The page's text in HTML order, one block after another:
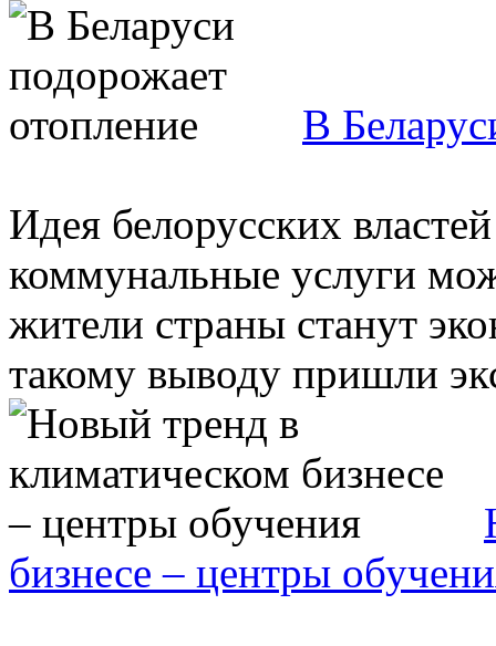
В
Идея белорусских
коммунальные услуги
жители страны станут
такому выводу пришли
бизнесе – центры